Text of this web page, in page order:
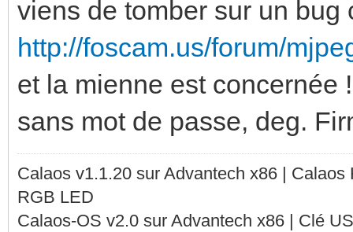
viens de tomber sur un
http://foscam.us/forum/
et la mienne est concernée
sans mot de passe, deg.
Calaos v1.1.20 sur Advantech x86 |
RGB LED
Calaos-OS v2.0 sur Advantech x86 | Clé